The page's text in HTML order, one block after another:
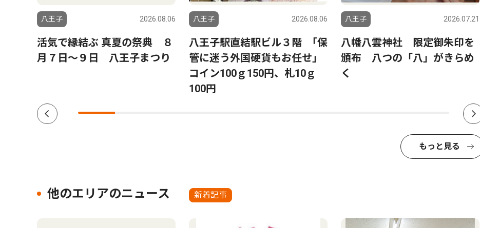
八王子 2026.08.06
活気で縁結ぶ 真夏の祭典 ８
月７日〜９日 八王子まつり
八王子 2026.08.06
八王子駅直結駅ビル３階 ｢保
管に迷う外国硬貨もお任せ｣
コイン100ｇ150円、札10ｇ
100円
八王子 2026.07.21
八幡八雲神社 限定御朱印を
頒布 八つの「八」がきらめ
く
もっと見る
他のエリアのニュース 新着記事